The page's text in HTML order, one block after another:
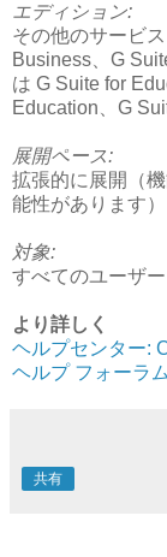
エディション:
その他のサービ
Business、G
は G Suite for
Education、G
展開ペース:
拡張的に展開（
能性があります）
対象:
すべてのユーザー
より詳しく
ヘルプセンター:
ヘルプ フォーラ
共有